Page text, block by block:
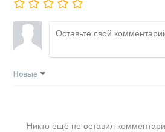
Новые
Никто ещё не оставил